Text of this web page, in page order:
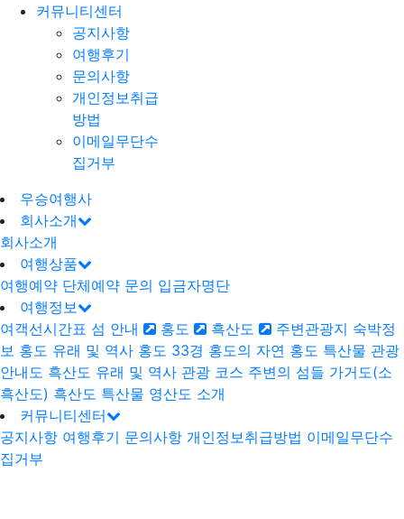
커뮤니티센터
공지사항
여행후기
문의사항
개인정보취급
방법
이메일무단수
집거부
우승여행사
회사소개
회사소개
여행상품
여행예약 단체예약 문의 입금자명단
여행정보
여객선시간표 섬 안내 홍도 흑산도 주변관광지 숙박정
보 홍도 유래 및 역사 홍도 33경 홍도의 자연 홍도 특산물 관광
안내도 흑산도 유래 및 역사 관광 코스 주변의 섬들 가거도(소
흑산도) 흑산도 특산물 영산도 소개
커뮤니티센터
공지사항 여행후기 문의사항 개인정보취급방법 이메일무단수
집거부